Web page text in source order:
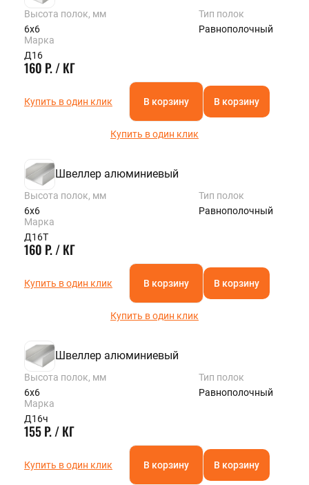
Высота полок, мм
6х6
Тип полок
Равнополочный
Марка
Д16
160 Р. / КГ
Купить в один клик В корзину В корзину
Купить в один клик
Швеллер алюминиевый
Высота полок, мм
6х6
Тип полок
Равнополочный
Марка
Д16Т
160 Р. / КГ
Купить в один клик В корзину В корзину
Купить в один клик
Швеллер алюминиевый
Высота полок, мм
6х6
Тип полок
Равнополочный
Марка
Д16ч
155 Р. / КГ
Купить в один клик В корзину В корзину